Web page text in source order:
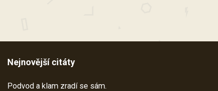
Nejnovější citáty
Podvod a klam zradí se sám.